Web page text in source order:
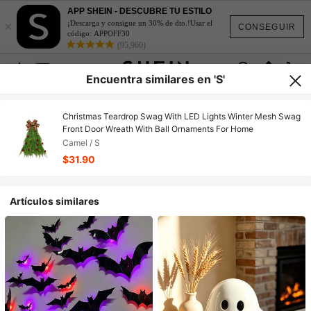
CONSEGUIR
×
APP SHEIN - DESCUBRE TU ESTILO
¡Descarga y consigue un 30% de dto.!Usar el
código: APPOFF30
(95,960)
Encuentra similares en 'S'
Christmas Teardrop Swag With LED Lights Winter Mesh Swag
Front Door Wreath With Ball Ornaments For Home
Camel / S
$31.90
Artículos similares